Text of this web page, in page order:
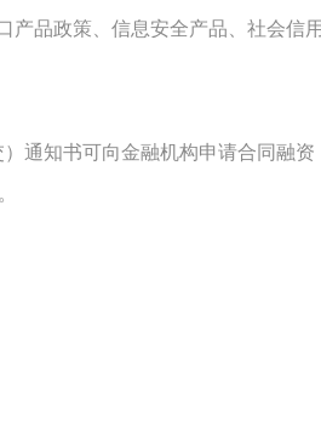
品政策、信息安全产品、社会信
通知书可向金融机构申请合同融资